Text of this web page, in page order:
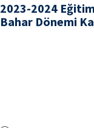
2023-2024
Bahar Dönemi